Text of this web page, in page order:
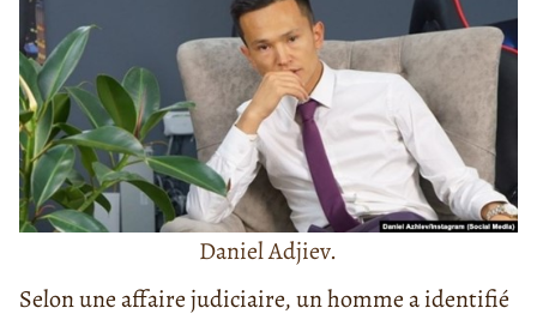
Daniel Adjiev.
Selon une affaire judiciaire, un homme a identifié